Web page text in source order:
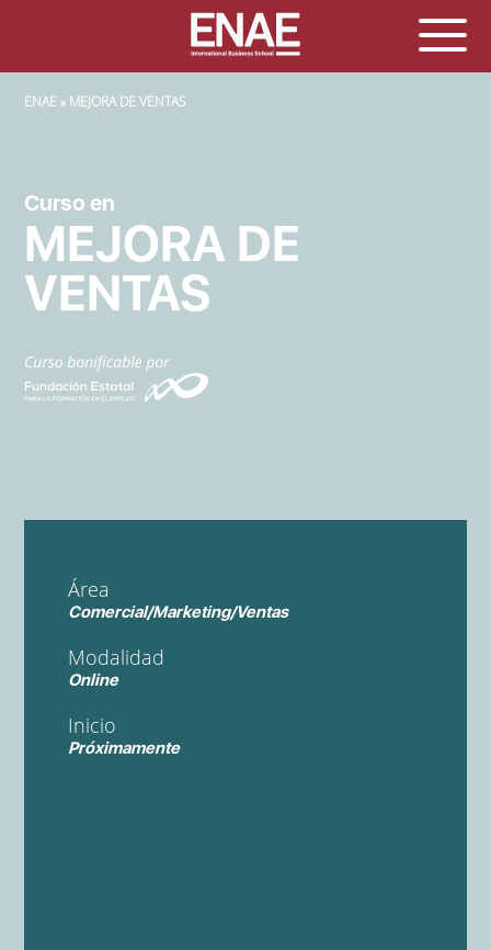
SOBRESCRIBIR ENLACES DE AYUDA A LA NAVEGACIÓN
ENAE MEJORA DE VENTAS
Curso en
MEJORA DE
VENTAS
Área
Comercial/Marketing/Ventas
Modalidad
Online
Inicio
Próximamente